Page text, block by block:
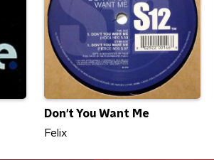
Don't You Want Me
Felix